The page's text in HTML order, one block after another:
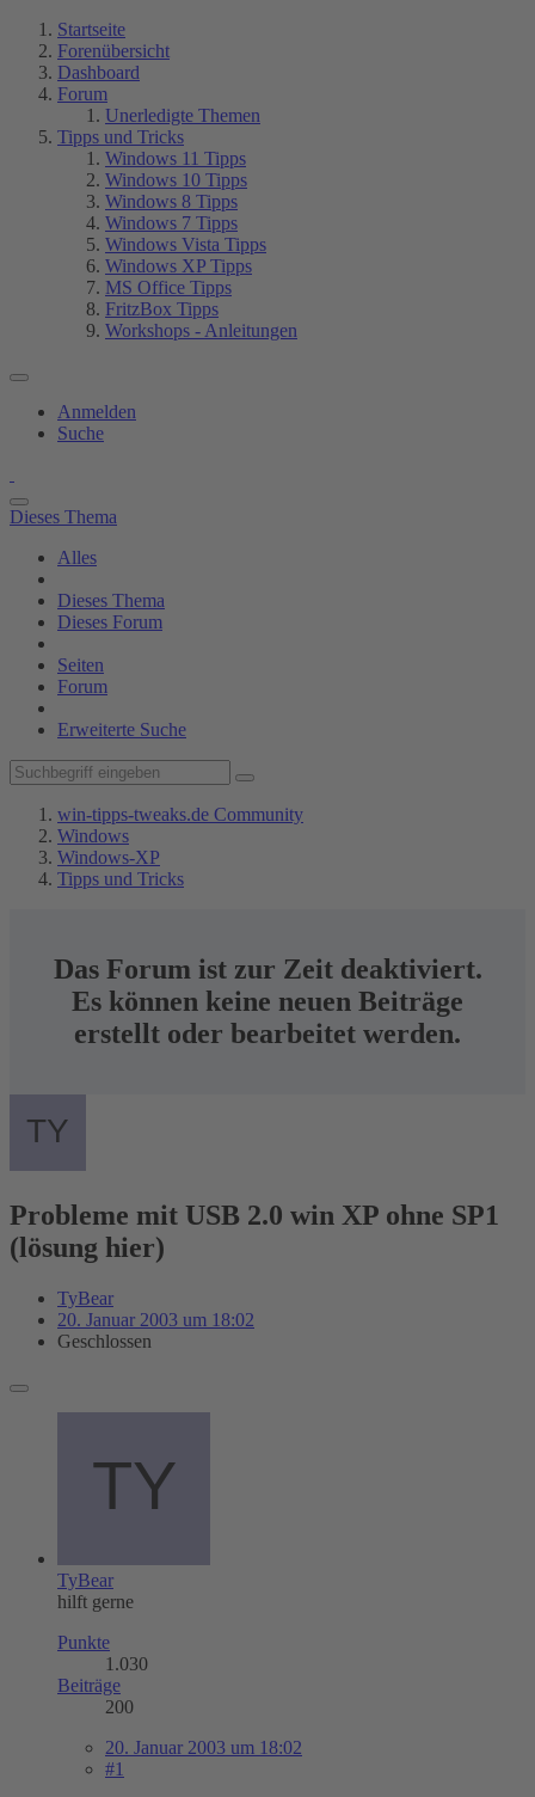
Startseite
Forenübersicht
Dashboard
Forum
Unerledigte Themen
Tipps und Tricks
Windows 11 Tipps
Windows 10 Tipps
Windows 8 Tipps
Windows 7 Tipps
Windows Vista Tipps
Windows XP Tipps
MS Office Tipps
FritzBox Tipps
Workshops - Anleitungen
Anmelden
Suche
Dieses Thema
Alles
Dieses Thema
Dieses Forum
Seiten
Forum
Erweiterte Suche
win-tipps-tweaks.de Community
Windows
Windows-XP
Tipps und Tricks
Das Forum ist zur Zeit deaktiviert.
Es können keine neuen Beiträge
erstellt oder bearbeitet werden.
Probleme mit USB 2.0 win XP ohne SP1
(lösung hier)
TyBear
20. Januar 2003 um 18:02
Geschlossen
TyBear
hilft gerne
Punkte
1.030
Beiträge
200
20. Januar 2003 um 18:02
#1